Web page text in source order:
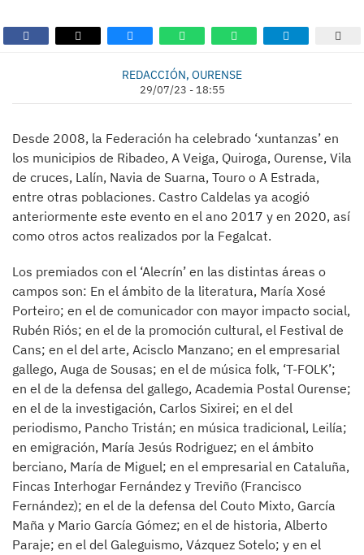
REDACCIÓN, OURENSE
29/07/23 - 18:55
Desde 2008, la Federación ha celebrado ‘xuntanzas’ en
los municipios de Ribadeo, A Veiga, Quiroga, Ourense, Vila
de cruces, Lalín, Navia de Suarna, Touro o A Estrada,
entre otras poblaciones. Castro Caldelas ya acogió
anteriormente este evento en el ano 2017 y en 2020, así
como otros actos realizados por la Fegalcat.
Los premiados con el ‘Alecrín’ en las distintas áreas o
campos son: En el ámbito de la literatura, María Xosé
Porteiro; en el de comunicador con mayor impacto social,
Rubén Riós; en el de la promoción cultural, el Festival de
Cans; en el del arte, Acisclo Manzano; en el empresarial
gallego, Auga de Sousas; en el de música folk, ‘T-FOLK’;
en el de la defensa del gallego, Academia Postal Ourense;
en el de la investigación, Carlos Sixirei; en el del
periodismo, Pancho Tristán; en música tradicional, Leilía;
en emigración, María Jesús Rodriguez; en el ámbito
berciano, María de Miguel; en el empresarial en Cataluña,
Fincas Interhogar Fernández y Treviño (Francisco
Fernández); en el de la defensa del Couto Mixto, García
Maña y Mario García Gómez; en el de historia, Alberto
Paraje; en el del Galeguismo, Vázquez Sotelo; y en el